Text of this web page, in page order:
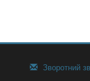
Зворотний